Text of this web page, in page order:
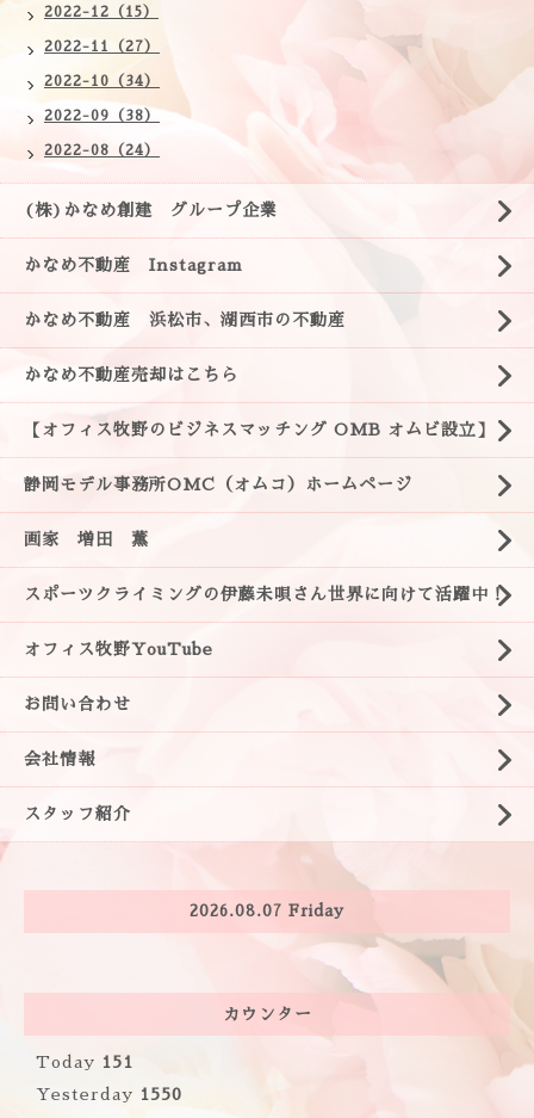
2022-12（15）
2022-11（27）
2022-10（34）
2022-09（38）
2022-08（24）
(株)かなめ創建 グループ企業
かなめ不動産 Instagram
かなめ不動産 浜松市、湖西市の不動産
かなめ不動産売却はこちら
【オフィス牧野のビジネスマッチング OMB オムビ設立】
静岡モデル事務所OMC（オムコ）ホームページ
画家 増田 薫
スポーツクライミングの伊藤未唄さん世界に向けて活躍中！
オフィス牧野YouTube
お問い合わせ
会社情報
スタッフ紹介
2026.08.07 Friday
カウンター
Today 151
Yesterday 1550